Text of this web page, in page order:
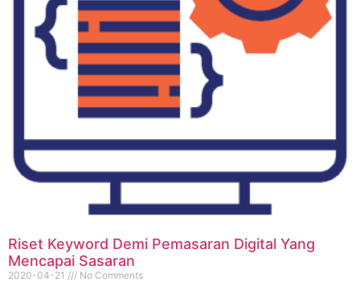
Riset Keyword Demi Pemasaran Digital Yang
Mencapai Sasaran
2020-04-21 No Comments